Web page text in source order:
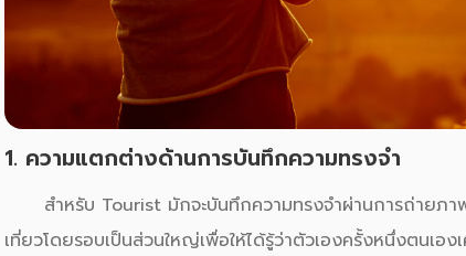
1. ความแตกต่างด้านการบันทึกความทรงจำ
สำหรับ Tourist มักจะบันทึกความทรงจำผ่านการถ่ายภา
เที่ยวโดยรอบเป็นส่วนใหญ่เพื่อให้ได้รู้ว่าตัวเองครั้งหนึ่งตนเอ